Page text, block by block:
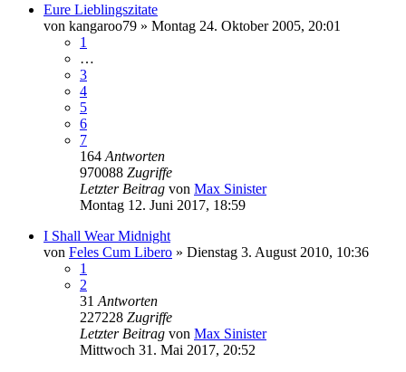
Eure Lieblingszitate
von kangaroo79 » Montag 24. Oktober 2005, 20:01
1
…
3
4
5
6
7
164 Antworten
970088 Zugriffe
Letzter Beitrag von Max Sinister
Montag 12. Juni 2017, 18:59
I Shall Wear Midnight
von Feles Cum Libero » Dienstag 3. August 2010, 10:36
1
2
31 Antworten
227228 Zugriffe
Letzter Beitrag von Max Sinister
Mittwoch 31. Mai 2017, 20:52